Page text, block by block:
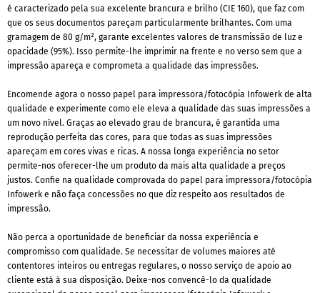
é caracterizado pela sua excelente brancura e brilho (CIE 160), que faz com
que os seus documentos pareçam particularmente brilhantes. Com uma
gramagem de 80 g/m², garante excelentes valores de transmissão de luz e
opacidade (95%). Isso permite-lhe imprimir na frente e no verso sem que a
impressão apareça e comprometa a qualidade das impressões.
Encomende agora o nosso papel para impressora/fotocópia Infowerk de alta
qualidade e experimente como ele eleva a qualidade das suas impressões a
um novo nível. Graças ao elevado grau de brancura, é garantida uma
reprodução perfeita das cores, para que todas as suas impressões
apareçam em cores vivas e ricas. A nossa longa experiência no setor
permite-nos oferecer-lhe um produto da mais alta qualidade a preços
justos. Confie na qualidade comprovada do papel para impressora/fotocópia
Infowerk e não faça concessões no que diz respeito aos resultados de
impressão.
Não perca a oportunidade de beneficiar da nossa experiência e
compromisso com qualidade. Se necessitar de volumes maiores até
contentores inteiros ou entregas regulares, o nosso serviço de apoio ao
cliente está à sua disposição. Deixe-nos convencê-lo da qualidade